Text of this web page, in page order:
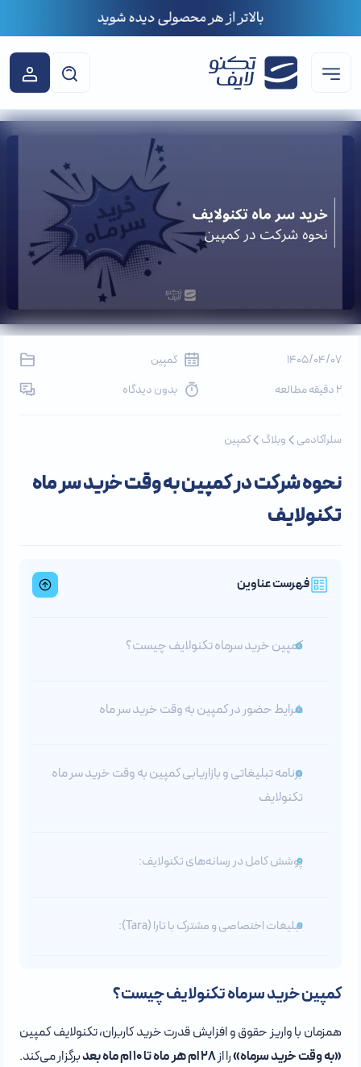
1405/04/07
کمپین
2 دقیقه مطالعه
بدون دیدگاه
سلرآکادمی وبلاگ کمپین
نحوه شرکت در کمپین به وقت خرید سر ماه
تکنولایف
فهرست عناوین
کمپین خرید سرماه تکنولایف چیست؟
شرایط حضور در کمپین به وقت خرید سر ماه
برنامه تبلیغاتی و بازاریابی کمپین به وقت خرید سر ماه
تکنولایف
پوشش کامل در رسانه‌های تکنولایف:
تبلیغات اختصاصی و مشترک با تارا (Tara):
کمپین خرید سرماه تکنولایف چیست؟
همزمان با واریز حقوق و افزایش قدرت خرید کاربران، تکنولایف کمپین
«به وقت خرید سرماه»را از28 ام هر ماه تا 10 ام ماه بعد
برگزار می‌کند.